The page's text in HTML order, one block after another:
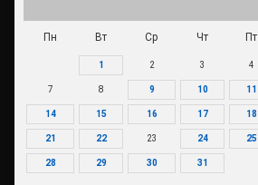
Пн Вт Ср Чт Пт
1 2 3 4
7 8 9 10 11
14 15 16 17 18
21 22 23 24 25
28 29 30 31